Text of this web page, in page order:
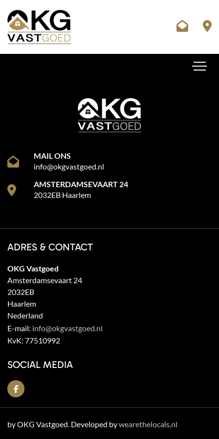
MAIL ONS
info@okgvastgoed.nl
AMSTERDAMSEVAART 24
2032EB Haarlem
ADRES & CONTACT
OKG Vastgoed
Amsterdamsevaart 24
2032EB
Haarlem
Nederland
E-mail: info@okgvastgoed.nl
KvK: 77510992
SOCIAL MEDIA
by OKG Vastgoed. Developed bywearethelocals.nl